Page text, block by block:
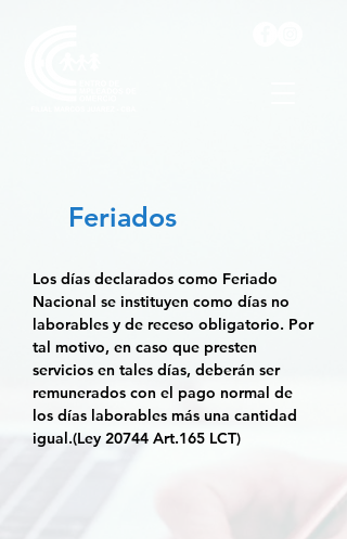
Feriados
Los días declarados como Feriado
Nacional se instituyen como días no
laborables y de receso obligatorio. Por
tal motivo, en caso que presten
servicios en tales días, deberán ser
remunerados con el pago normal de
los días laborables más una cantidad
igual.(Ley 20744 Art.165 LCT)